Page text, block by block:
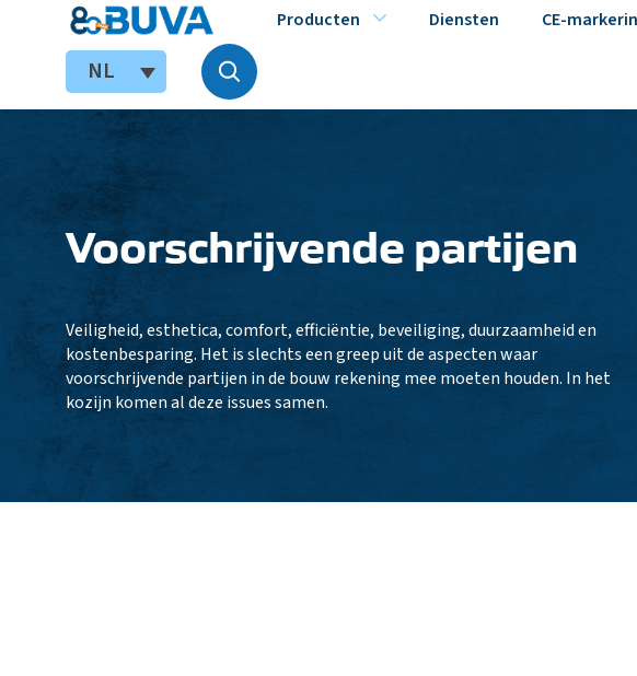
Producten Diensten CE-
NL
Voorschrijvende partijen
Veiligheid, esthetica, comfort, efficiëntie, beveiliging, duurzaamheid en
kostenbesparing. Het is slechts een greep uit de aspecten waar
voorschrijvende partijen in de bouw rekening mee moeten houden. In het
kozijn komen al deze issues samen.